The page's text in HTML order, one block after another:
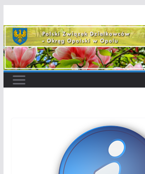
do
treści